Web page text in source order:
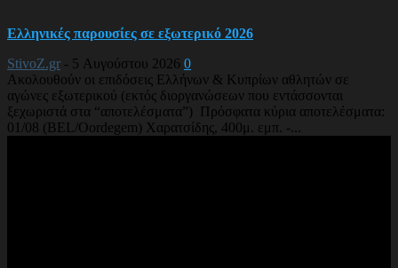
Ελληνικές παρουσίες σε εξωτερικό 2026
StivoZ.gr - 5 Αυγούστου 2026 0
Ακολουθούν οι επιδόσεις Ελλήνων & Κυπρίων αθλητών σε
αγώνες εξωτερικού (εκτός διοργανώσεων που εντάσσονται
ξεχωριστά στα “αποτελέσματα”) Πρόσφατα κύρια αποτελέσματα:
01/08 (BEL/Oordegem) Χαρατσίδης, 400μ. εμπ. -...